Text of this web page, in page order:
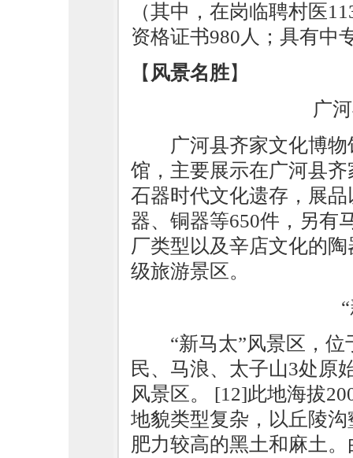
（其中，在岗临聘村医
资格证书980人；具有中
【 风景名胜】
广
广河县齐家文化博
馆，主要展示在广河县
石器时代文化遗存，展
器、铜器等650件，另有
厂类型以及辛店文化的
级旅游景区。
“新马太”风景区，
民、马浪、太子山3处原
风景区。 [12]此地海拔
地貌类型复杂，以丘陵
肥力较高的黑土和麻土